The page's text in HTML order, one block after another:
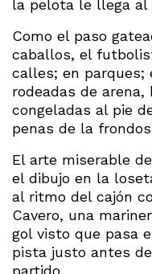
la pelota le llega al
Como el paso
caballos, el
calles; en parques;
rodeadas de
congeladas al pie
penas de la
El arte miserable
el dibujo en la
al ritmo del cajón
Cavero, una
gol visto que pasa
pista justo antes
partido.